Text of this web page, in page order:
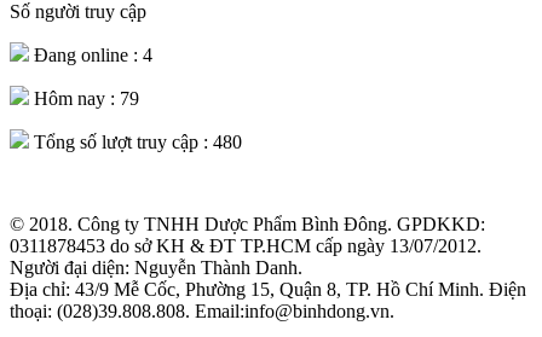
Số người truy cập
Đang online : 4
Hôm nay : 79
Tổng số lượt truy cập : 480
© 2018. Công ty TNHH Dược Phẩm Bình Đông. GPDKKD:
0311878453 do sở KH & ĐT TP.HCM cấp ngày 13/07/2012.
Người đại diện: Nguyễn Thành Danh.
Địa chỉ: 43/9 Mễ Cốc, Phường 15, Quận 8, TP. Hồ Chí Minh. Điện
thoại: (028)39.808.808. Email:info@binhdong.vn.